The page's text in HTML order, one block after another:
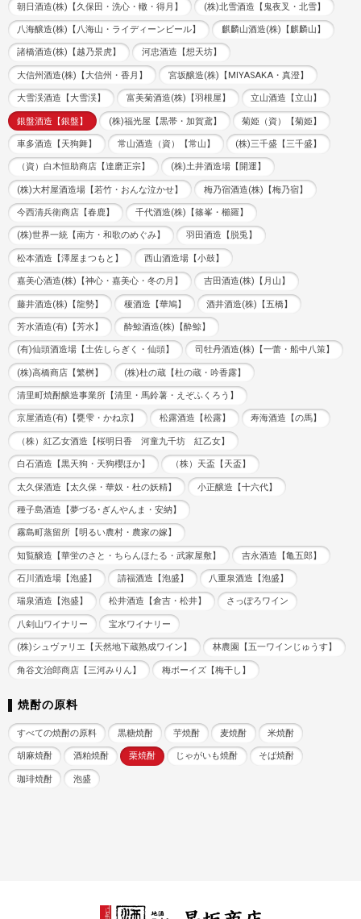
朝日酒造(株)【久保田・洗心・轍・得月】 (株)北雪酒造【鬼夜叉・北雪】
八海醸造(株)【八海山・ライディーンビール】 麒麟山酒造(株)【麒麟山】
諸橋酒造(株)【越乃景虎】 河忠酒造【想天坊】
大信州酒造(株)【大信州・香月】 宮坂醸造(株)【MIYASAKA・真澄】
大雪渓酒造【大雪渓】 富美菊酒造(株)【羽根屋】 立山酒造【立山】
銀盤酒造【銀盤】 (株)福光屋【黒帯・加賀鳶】 菊姫（資）【菊姫】
車多酒造【天狗舞】 常山酒造（資）【常山】 (株)三千盛【三千盛】
（資）白木恒助商店【達磨正宗】 (株)土井酒造場【開運】
(株)大村屋酒造場【若竹・おんな泣かせ】 梅乃宿酒造(株)【梅乃宿】
今西清兵衛商店【春鹿】 千代酒造(株)【篠峯・櫛羅】
(株)世界一統【南方・和歌のめぐみ】 羽田酒造【脱兎】
松本酒造【澤屋まつもと】 西山酒造場【小鼓】
嘉美心酒造(株)【神心・嘉美心・冬の月】 吉田酒造(株)【月山】
藤井酒造(株)【龍勢】 榎酒造【華鳩】 酒井酒造(株)【五橋】
芳水酒造(有)【芳水】 酔鯨酒造(株)【酔鯨】
(有)仙頭酒造場【土佐しらぎく・仙頭】 司牡丹酒造(株)【一蕾・船中八策】
(株)高橋商店【繁桝】 (株)杜の蔵【杜の蔵・吟香露】
清里町焼酎醸造事業所【清里・馬鈴薯・えぞふくろう】
京屋酒造(有)【甕雫・かね京】 松露酒造【松露】 寿海酒造【の馬】
（株）紅乙女酒造【桜明日香 河童九千坊 紅乙女】
白石酒造【黒天狗・天狗櫻ほか】 （株）天盃【天盃】
太久保酒造【太久保・華奴・杜の妖精】 小正醸造【十六代】
種子島酒造【夢づる･ぎんやんま・安納】
霧島町蒸留所【明るい農村・農家の嫁】
知覧醸造【華蛍のさと・ちらんほたる・武家屋敷】 吉永酒造【亀五郎】
石川酒造場【泡盛】 請福酒造【泡盛】 八重泉酒造【泡盛】
瑞泉酒造【泡盛】 松井酒造【倉吉・松井】 さっぽろワイン
八剣山ワイナリー 宝水ワイナリー
(株)シュヴァリエ【天然地下蔵熟成ワイン】 林農園【五一ワインじゅうす】
角谷文治郎商店【三河みりん】 梅ボーイズ【梅干し】
焼酎の原料
すべての焼酎の原料 黒糖焼酎 芋焼酎 麦焼酎 米焼酎
胡麻焼酎 酒粕焼酎 栗焼酎 じゃがいも焼酎 そば焼酎
珈琲焼酎 泡盛